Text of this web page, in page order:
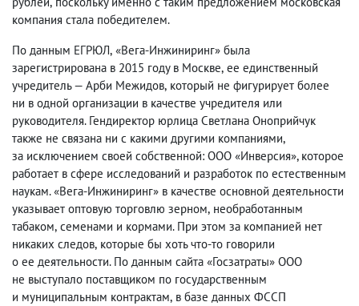
компания стала победителем.
По данным ЕГРЮЛ, «Вега-Инжиниринг» была
зарегистрирована в 2015 году в Москве, ее единственный
учредитель — Арби Межидов, который не фигурирует более
ни в одной организации в качестве учредителя или
руководителя. Гендиректор юрлица Светлана Оноприйчук
также не связана ни с какими другими компаниями,
за исключением своей собственной: ООО «Инверсия», которое
работает в сфере исследований и разработок по естественным
наукам. «Вега-Инжиниринг» в качестве основной деятельности
указывает оптовую торговлю зерном, необработанным
табаком, семенами и кормами. При этом за компанией нет
никаких следов, которые бы хоть что-то говорили
о ее деятельности. По данным сайта «Госзатраты» ООО
не выступало поставщиком по государственным
и муниципальным контрактам, в базе данных ФССП